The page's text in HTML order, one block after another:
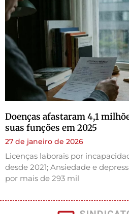
Doenças afastaram 4,1
suas funções em 2025
27 de janeiro de 2026
Licenças laborais por
desde 2021; Ansiedade e
por mais de 293 mil